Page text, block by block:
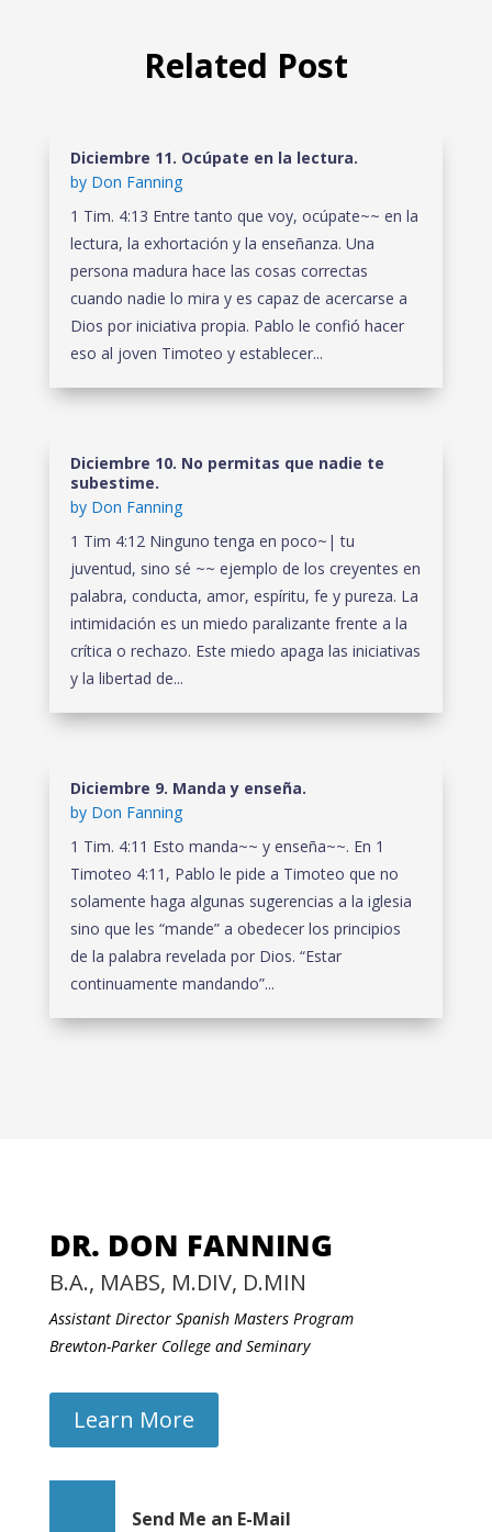
Related Post
Diciembre 11. Ocúpate en la lectura.
by Don Fanning
1 Tim. 4:13 Entre tanto que voy, ocúpate~~ en la
lectura, la exhortación y la enseñanza. Una
persona madura hace las cosas correctas
cuando nadie lo mira y es capaz de acercarse a
Dios por iniciativa propia. Pablo le confió hacer
eso al joven Timoteo y establecer...
Diciembre 10. No permitas que nadie te
subestime.
by Don Fanning
1 Tim 4:12 Ninguno tenga en poco~| tu
juventud, sino sé ~~ ejemplo de los creyentes en
palabra, conducta, amor, espíritu, fe y pureza. La
intimidación es un miedo paralizante frente a la
crítica o rechazo. Este miedo apaga las iniciativas
y la libertad de...
Diciembre 9. Manda y enseña.
by Don Fanning
1 Tim. 4:11 Esto manda~~ y enseña~~. En 1
Timoteo 4:11, Pablo le pide a Timoteo que no
solamente haga algunas sugerencias a la iglesia
sino que les “mande” a obedecer los principios
de la palabra revelada por Dios. “Estar
continuamente mandando”...
DR. DON FANNING
B.A., MABS, M.DIV, D.MIN
Assistant Director Spanish Masters Program
Brewton-Parker College and Seminary
Learn More
Send Me an E-Mail